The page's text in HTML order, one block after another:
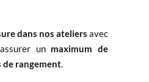
dans nos ateliers avec
un maximum de
de rangement.